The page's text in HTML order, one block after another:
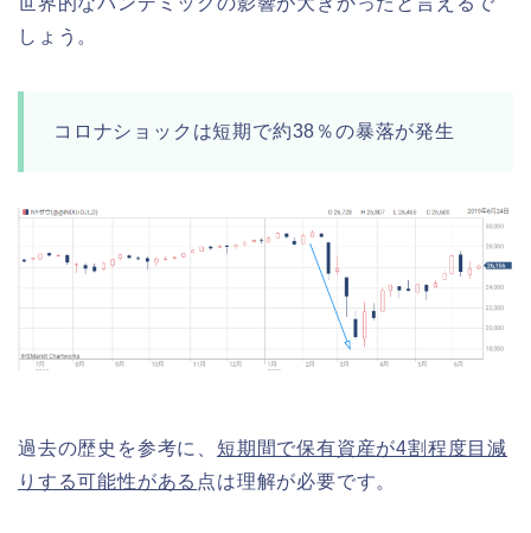
しょう。
コロナショックは短期で約38％の暴落が発生
過去の歴史を参考に、 短期間で保有資産が4割程度目減
りする可能性がある 点は理解が必要です。